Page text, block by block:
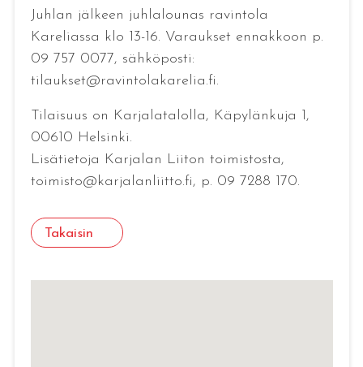
Juhlan jälkeen juhlalounas ravintola
Kareliassa klo 13-16. Varaukset ennakkoon p.
09 757 0077, sähköposti:
tilaukset@ravintolakarelia.fi.
Tilaisuus on Karjalatalolla, Käpylänkuja 1,
00610 Helsinki.
Lisätietoja Karjalan Liiton toimistosta,
toimisto@karjalanliitto.fi, p. 09 7288 170.
Takaisin